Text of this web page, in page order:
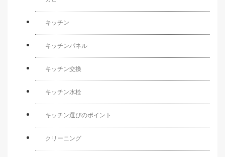
キッチン
キッチンパネル
キッチン交換
キッチン水栓
キッチン選びのポイント
クリーニング